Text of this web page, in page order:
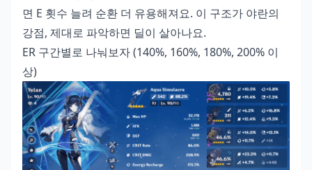
면 E 횟수 늘려 순환 더 유용해져요. 이 구조가 야란의
강점, 제대로 파악하면 딜이 살아나요.
ER 구간별로 나눠보자 (140%, 160%, 180%, 200% 이
상)